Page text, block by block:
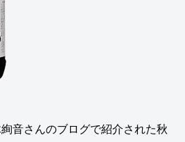
音さんのブログで紹介された秋